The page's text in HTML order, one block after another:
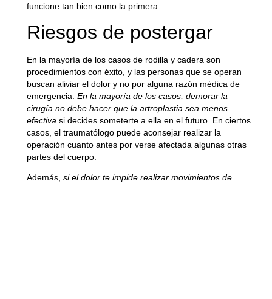
funcione tan bien como la primera.
Riesgos de postergar
En la mayoría de los casos de rodilla y cadera son
procedimientos con éxito, y las personas que se operan
buscan aliviar el dolor y no por alguna razón médica de
emergencia. En la mayoría de los casos, demorar la
cirugía no debe hacer que la artroplastia sea menos
efectiva si decides someterte a ella en el futuro. En ciertos
casos, el traumatólogo puede aconsejar realizar la
operación cuanto antes por verse afectada algunas otras
partes del cuerpo.
Además, si el dolor te impide realizar movimientos de